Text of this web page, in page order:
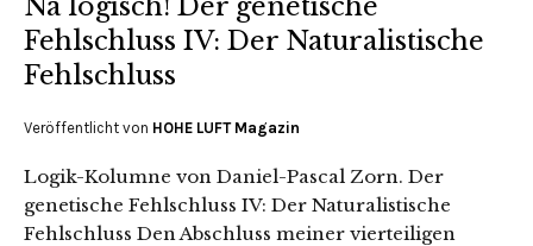
Fehlschluss IV: Der Naturalistische
Fehlschluss
Veröffentlicht von HOHE LUFT Magazin
Logik-Kolumne von Daniel-Pascal Zorn. Der
genetische Fehlschluss IV: Der Naturalistische
Fehlschluss Den Abschluss meiner vierteiligen